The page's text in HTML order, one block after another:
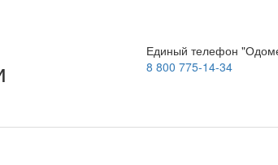
Единый телефон
8 800 775-14-34